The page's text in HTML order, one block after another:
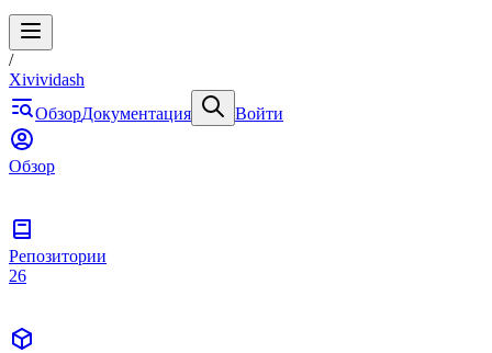
/
Xivividash
ОбзорДокументация Войти
Обзор
Репозитории
26